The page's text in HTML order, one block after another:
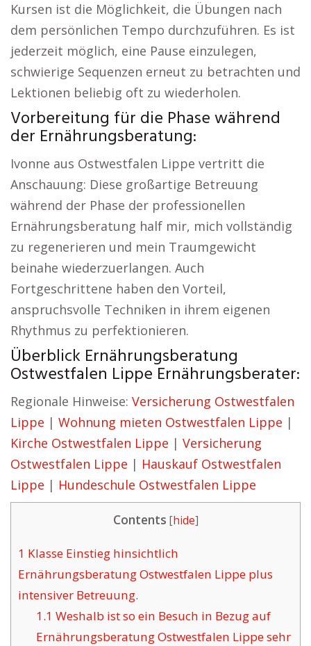
Kursen ist die Möglichkeit, die Übungen nach
dem persönlichen Tempo durchzuführen. Es ist
jederzeit möglich, eine Pause einzulegen,
schwierige Sequenzen erneut zu betrachten und
Lektionen beliebig oft zu wiederholen.
Vorbereitung für die Phase während
der Ernährungsberatung:
Ivonne aus Ostwestfalen Lippe vertritt die
Anschauung: Diese großartige Betreuung
während der Phase der professionellen
Ernährungsberatung half mir, mich vollständig
zu regenerieren und mein Traumgewicht
beinahe wiederzuerlangen. Auch
Fortgeschrittene haben den Vorteil,
anspruchsvolle Techniken in ihrem eigenen
Rhythmus zu perfektionieren.
Überblick Ernährungsberatung
Ostwestfalen Lippe Ernährungsberater:
Regionale Hinweise: Versicherung Ostwestfalen
Lippe | Wohnung mieten Ostwestfalen Lippe |
Kirche Ostwestfalen Lippe | Versicherung
Ostwestfalen Lippe | Hauskauf Ostwestfalen
Lippe | Hundeschule Ostwestfalen Lippe
Contents [hide]
1 Klasse Einstieg hinsichtlich
Ernährungsberatung Ostwestfalen Lippe plus
intensiver Betreuung.
1.1 Weshalb ist so ein Besuch in Bezug auf
Ernährungsberatung Ostwestfalen Lippe sehr